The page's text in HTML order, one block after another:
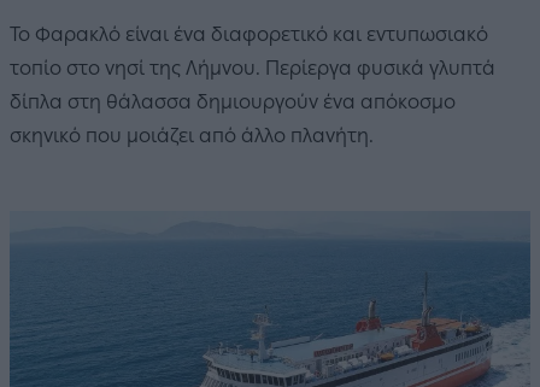
Το Φαρακλό είναι ένα διαφορετικό και εντυπωσιακό
τοπίο στο νησί της Λήμνου. Περίεργα φυσικά γλυπτά
δίπλα στη θάλασσα δημιουργούν ένα απόκοσμο
σκηνικό που μοιάζει από άλλο πλανήτη.